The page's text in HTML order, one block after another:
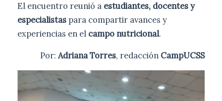
El encuentro reunió a estudiantes, docentes y
especialistas para compartir avances y
experiencias en el campo nutricional.
Por: Adriana Torres, redacción CampUCSS